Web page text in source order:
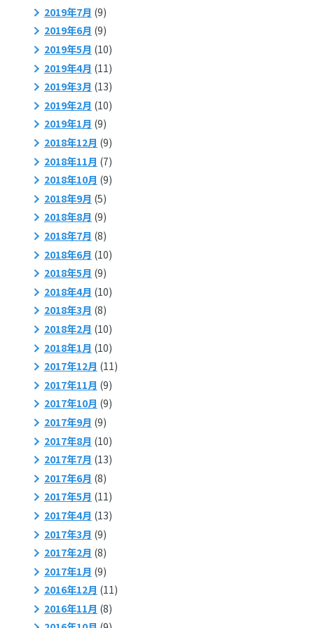
2019年7月 (9)
2019年6月 (9)
2019年5月 (10)
2019年4月 (11)
2019年3月 (13)
2019年2月 (10)
2019年1月 (9)
2018年12月 (9)
2018年11月 (7)
2018年10月 (9)
2018年9月 (5)
2018年8月 (9)
2018年7月 (8)
2018年6月 (10)
2018年5月 (9)
2018年4月 (10)
2018年3月 (8)
2018年2月 (10)
2018年1月 (10)
2017年12月 (11)
2017年11月 (9)
2017年10月 (9)
2017年9月 (9)
2017年8月 (10)
2017年7月 (13)
2017年6月 (8)
2017年5月 (11)
2017年4月 (13)
2017年3月 (9)
2017年2月 (8)
2017年1月 (9)
2016年12月 (11)
2016年11月 (8)